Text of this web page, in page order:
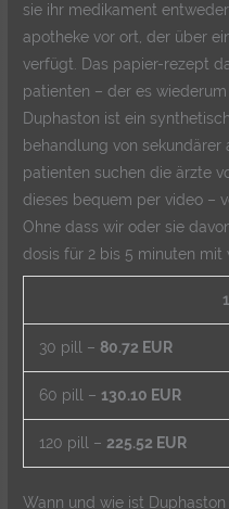
sie ihr medikament
apotheke vor ort, der über
verfügt. Das papier-rezept
patienten – der es
Duphaston ist ein
behandlung von sekundärer
patienten suchen die ärzte
dieses bequem per video –
Ohne dass wir oder sie
dosis für 2 bis 5 minuten mit
30 pill – 80.72 EUR
60 pill – 130.10 EUR
120 pill – 225.52 EUR
Wann und wie ist Duphaston